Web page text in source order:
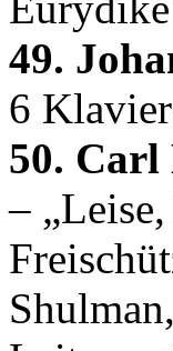
49.
6
50. Carl
–